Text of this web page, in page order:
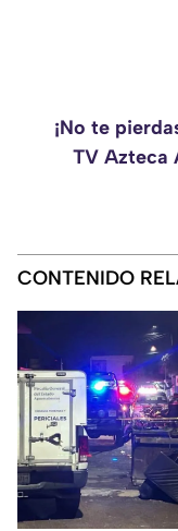
¡No te
TV Azteca
CONTENIDO